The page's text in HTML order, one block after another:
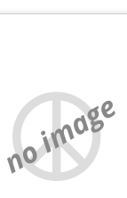
no image